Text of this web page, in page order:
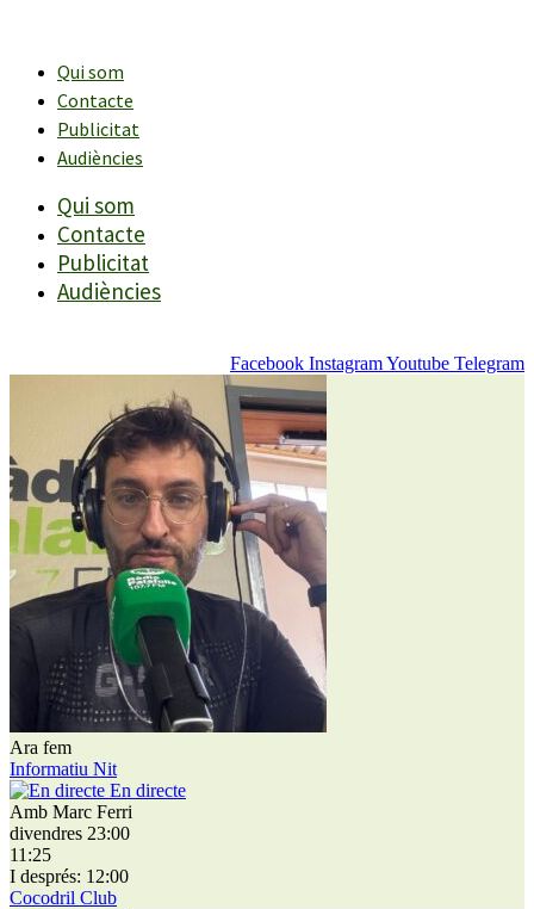
contingutQui som
Contacte
Publicitat
Audiències
Qui som
Contacte
Publicitat
Audiències
Facebook InstagramYoutube Telegram
Ara fem
Informatiu Nit
En directe
Amb Marc Ferri
divendres 23:00
11:25
I després: 12:00
Cocodril Club